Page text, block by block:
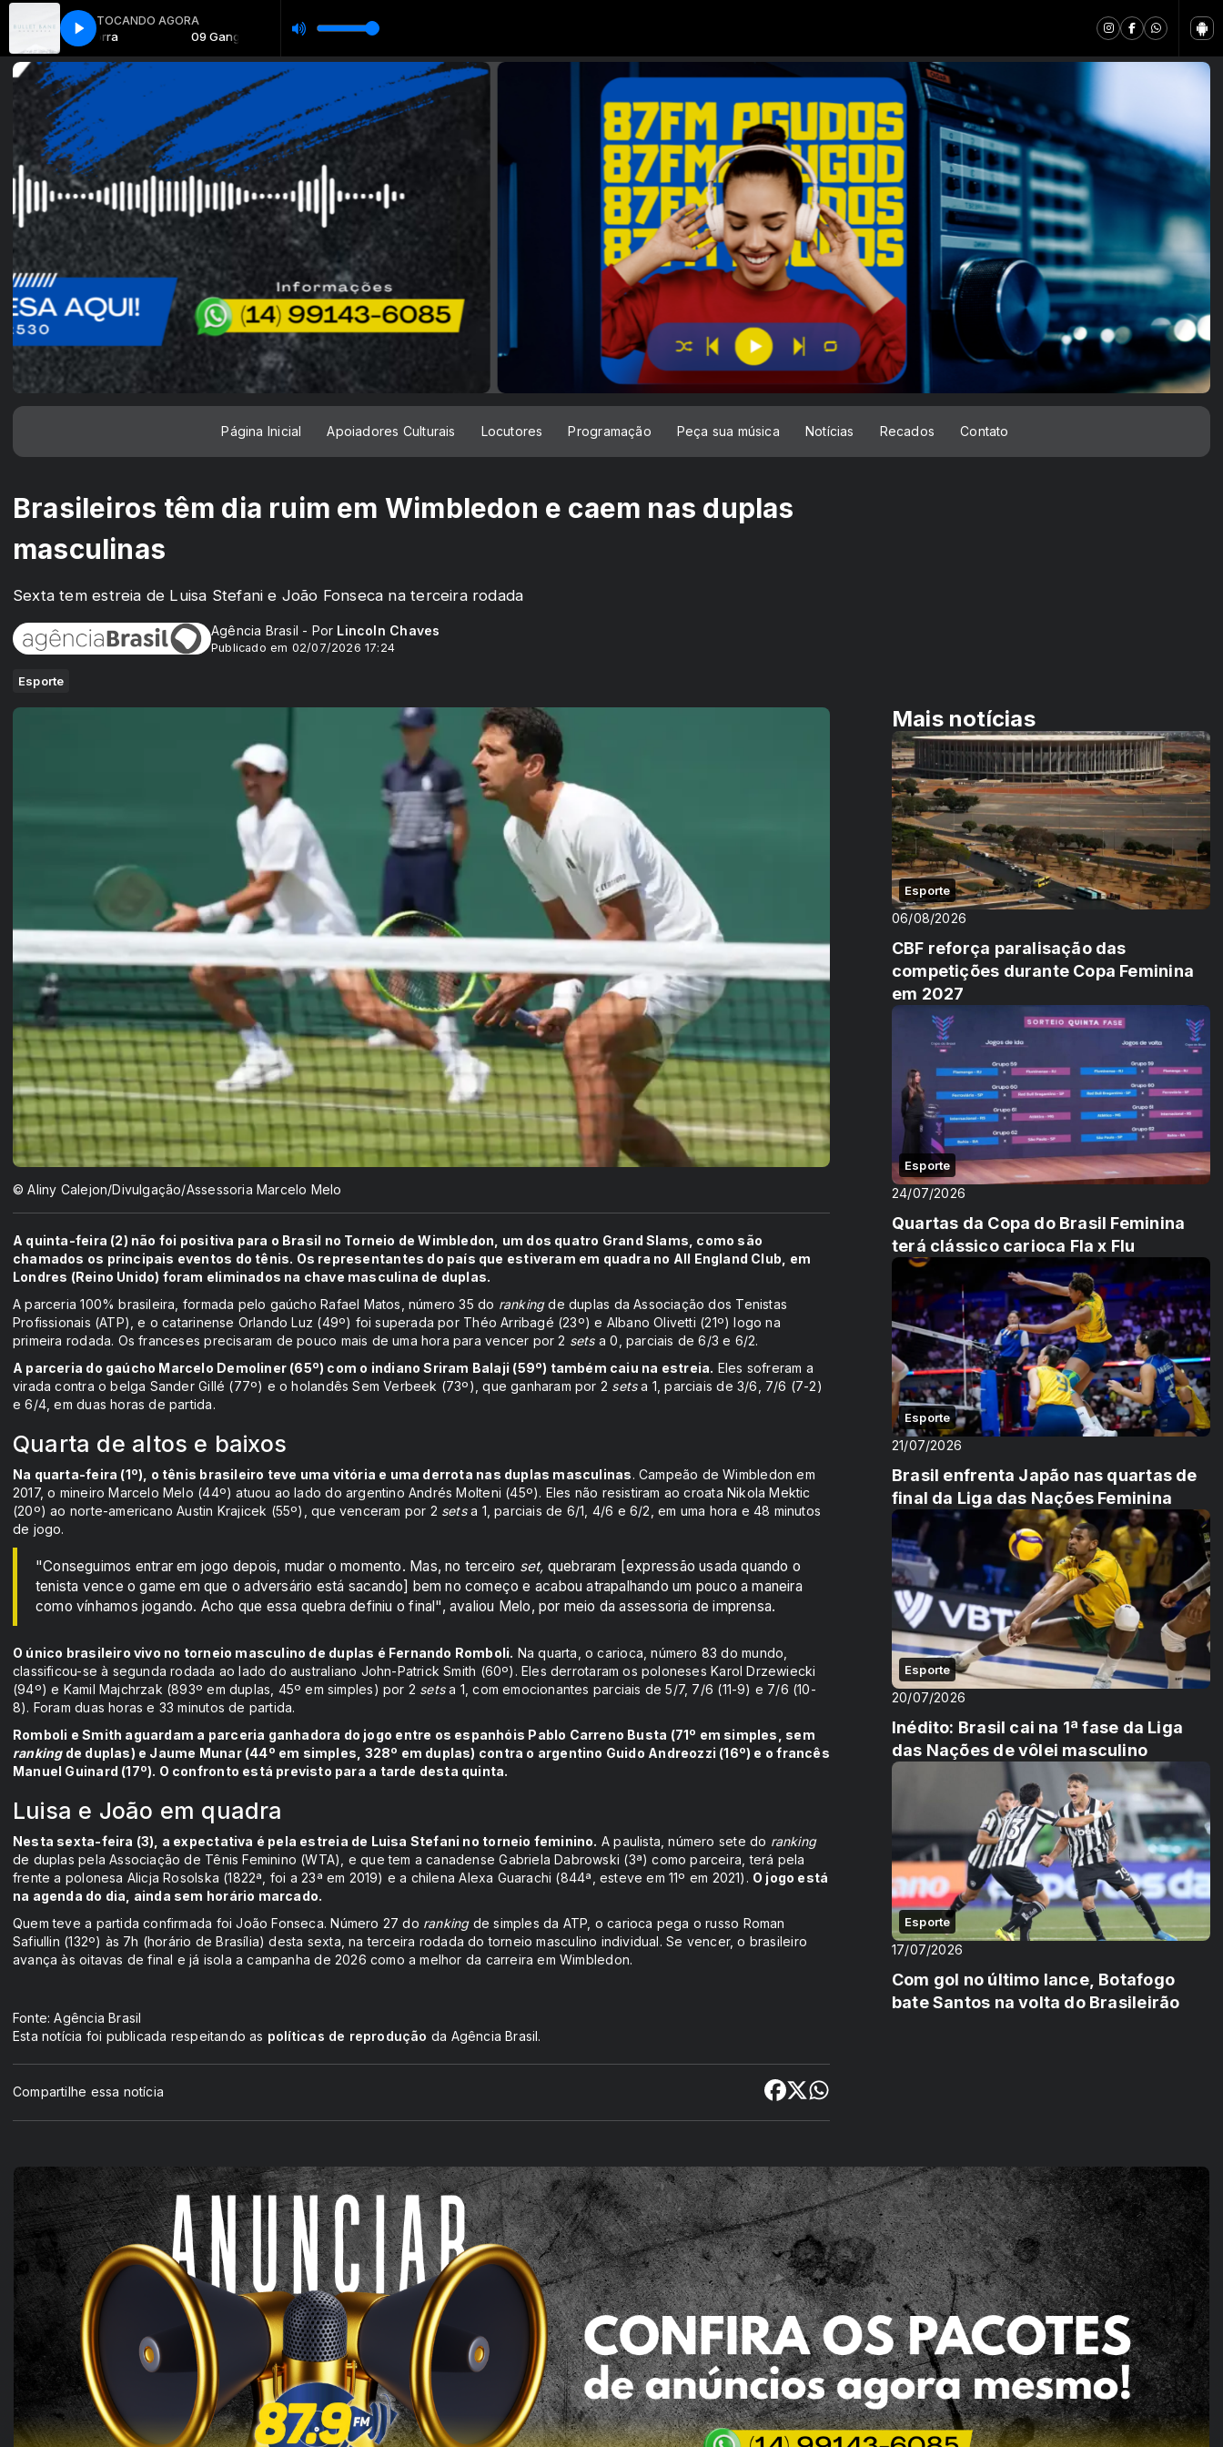
Sertanejo com Prateado Especial Sertanejo com Prateado
TOCANDO AGORA
09 Gangorra 09 Gangorra
Página Inicial Apoiadores Culturais Locutores Programação Peça sua música Notícias Recados Contato
Brasileiros têm dia ruim em Wimbledon e caem nas duplas
masculinas
Sexta tem estreia de Luisa Stefani e João Fonseca na terceira rodada
Agência Brasil - Por Lincoln Chaves
Publicado em 02/07/2026 17:24
Esporte
© Aliny Calejon/Divulgação/Assessoria Marcelo Melo
A quinta-feira (2) não foi positiva para o Brasil no Torneio de Wimbledon, um dos quatro Grand Slams, como são
chamados os principais eventos do tênis. Os representantes do país que estiveram em quadra no All England Club, em
Londres (Reino Unido) foram eliminados na chave masculina de duplas.
A parceria 100% brasileira, formada pelo gaúcho Rafael Matos, número 35 do rankingde duplas da Associação dos Tenistas
Profissionais (ATP), e o catarinense Orlando Luz (49º) foi superada por Théo Arribagé (23º) e Albano Olivetti (21º) logo na
primeira rodada. Os franceses precisaram de pouco mais de uma hora para vencer por 2 setsa 0, parciais de 6/3 e 6/2.
A parceria do gaúcho Marcelo Demoliner (65º) com o indiano Sriram Balaji (59º) também caiu na estreia. Eles sofreram a
virada contra o belga Sander Gillé (77º) e o holandês Sem Verbeek (73º), que ganharam por 2 setsa 1, parciais de 3/6, 7/6 (7-2)
e 6/4, em duas horas de partida.
Quarta de altos e baixos
Na quarta-feira (1º), o tênis brasileiro teve uma vitória e uma derrota nas duplas masculinas. Campeão de Wimbledon em
2017, o mineiro Marcelo Melo (44º) atuou ao lado do argentino Andrés Molteni (45º). Eles não resistiram ao croata Nikola Mektic
(20º) ao norte-americano Austin Krajicek (55º), que venceram por 2 setsa 1, parciais de 6/1, 4/6 e 6/2, em uma hora e 48 minutos
de jogo.
"Conseguimos entrar em jogo depois, mudar o momento. Mas, no terceiro set, quebraram [expressão usada quando o
tenista vence o game em que o adversário está sacando] bem no começo e acabou atrapalhando um pouco a maneira
como vínhamos jogando. Acho que essa quebra definiu o final", avaliou Melo, por meio da assessoria de imprensa.
O único brasileiro vivo no torneio masculino de duplas é Fernando Romboli. Na quarta, o carioca, número 83 do mundo,
classificou-se à segunda rodada ao lado do australiano John-Patrick Smith (60º). Eles derrotaram os poloneses Karol Drzewiecki
(94º) e Kamil Majchrzak (893º em duplas, 45º em simples) por 2 setsa 1, com emocionantes parciais de 5/7, 7/6 (11-9) e 7/6 (10-
8). Foram duas horas e 33 minutos de partida.
Romboli e Smith aguardam a parceria ganhadora do jogo entre os espanhóis Pablo Carreno Busta (71º em simples, sem
rankingde duplas) e Jaume Munar (44º em simples, 328º em duplas) contra o argentino Guido Andreozzi (16º) e o francês
Manuel Guinard (17º). O confronto está previsto para a tarde desta quinta.
Luisa e João em quadra
Nesta sexta-feira (3), a expectativa é pela estreia de Luisa Stefani no torneio feminino. A paulista, número sete do ranking
de duplas pela Associação de Tênis Feminino (WTA), e que tem a canadense Gabriela Dabrowski (3ª) como parceira, terá pela
frente a polonesa Alicja Rosolska (1822ª, foi a 23ª em 2019) e a chilena Alexa Guarachi (844ª, esteve em 11º em 2021). O jogo está
na agenda do dia, ainda sem horário marcado.
Quem teve a partida confirmada foi João Fonseca. Número 27 do rankingde simples da ATP, o carioca pega o russo Roman
Safiullin (132º) às 7h (horário de Brasília) desta sexta, na terceira rodada do torneio masculino individual. Se vencer, o brasileiro
avança às oitavas de final e já isola a campanha de 2026 como a melhor da carreira em Wimbledon.
Fonte: Agência Brasil
Esta notícia foi publicada respeitando as políticas de reprodução da Agência Brasil.
Compartilhe essa notícia
Mais notícias
Esporte
06/08/2026
CBF reforça paralisação das
competições durante Copa Feminina
em 2027
Esporte
24/07/2026
Quartas da Copa do Brasil Feminina
terá clássico carioca Fla x Flu
Esporte
21/07/2026
Brasil enfrenta Japão nas quartas de
final da Liga das Nações Feminina
Esporte
20/07/2026
Inédito: Brasil cai na 1ª fase da Liga
das Nações de vôlei masculino
Esporte
17/07/2026
Com gol no último lance, Botafogo
bate Santos na volta do Brasileirão